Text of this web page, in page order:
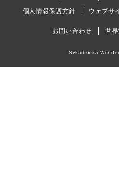
個人情報保護方針
ウェブサ
お問い合わせ 世
Sekaibunka